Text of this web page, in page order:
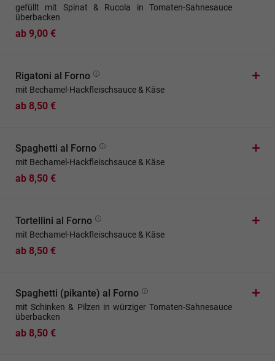
gefüllt mit Spinat & Rucola in Tomaten-Sahnesauce
überbacken
ab 9,00 €
Rigatoni al Forno
mit Bechamel-Hackfleischsauce & Käse
ab 8,50 €
Spaghetti al Forno
mit Bechamel-Hackfleischsauce & Käse
ab 8,50 €
Tortellini al Forno
mit Bechamel-Hackfleischsauce & Käse
ab 8,50 €
Spaghetti (pikante) al Forno
mit Schinken & Pilzen in würziger Tomaten-Sahnesauce
überbacken
ab 8,50 €